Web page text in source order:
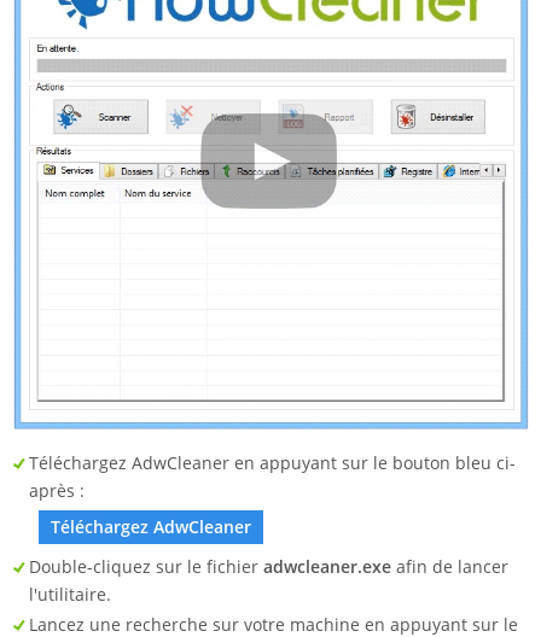
Téléchargez AdwCleaner en appuyant sur le bouton bleu ci-
après :
Téléchargez AdwCleaner
Double-cliquez sur le fichier adwcleaner.exe afin de lancer
l'utilitaire.
Lancez une recherche sur votre machine en appuyant sur le